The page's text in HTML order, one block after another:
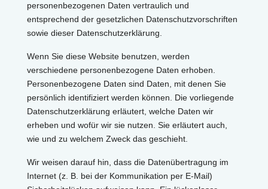
personenbezogenen Daten vertraulich und
entsprechend der gesetzlichen Datenschutzvorschriften
sowie dieser Datenschutzerklärung.
Wenn Sie diese Website benutzen, werden
verschiedene personenbezogene Daten erhoben.
Personenbezogene Daten sind Daten, mit denen Sie
persönlich identifiziert werden können. Die vorliegende
Datenschutzerklärung erläutert, welche Daten wir
erheben und wofür wir sie nutzen. Sie erläutert auch,
wie und zu welchem Zweck das geschieht.
Wir weisen darauf hin, dass die Datenübertragung im
Internet (z. B. bei der Kommunikation per E-Mail)